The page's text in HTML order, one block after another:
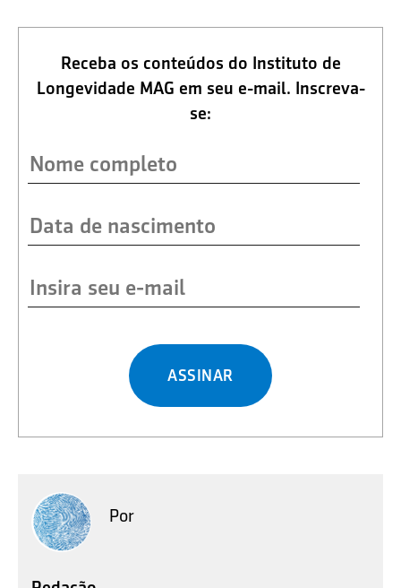
Receba os conteúdos do Instituto de
Longevidade MAG em seu e-mail. Inscreva-
se:
ASSINAR
Por